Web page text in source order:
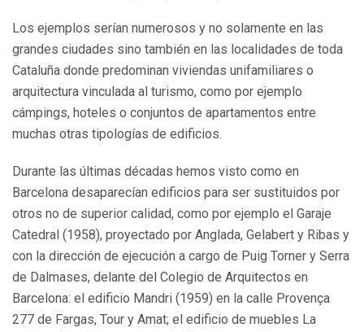
Los ejemplos serían numerosos y no solamente en las
grandes ciudades sino también en las localidades de toda
Cataluña donde predominan viviendas unifamiliares o
arquitectura vinculada al turismo, como por ejemplo
cámpings, hoteles o conjuntos de apartamentos entre
muchas otras tipologías de edificios.
Durante las últimas décadas hemos visto como en
Barcelona desaparecían edificios para ser sustituidos por
otros no de superior calidad, como por ejemplo el Garaje
Catedral (1958), proyectado por Anglada, Gelabert y Ribas y
con la dirección de ejecución a cargo de Puig Torner y Serra
de Dalmases, delante del Colegio de Arquitectos en
Barcelona: el edificio Mandri (1959) en la calle Provença
277 de Fargas, Tour y Amat; el edificio de muebles La